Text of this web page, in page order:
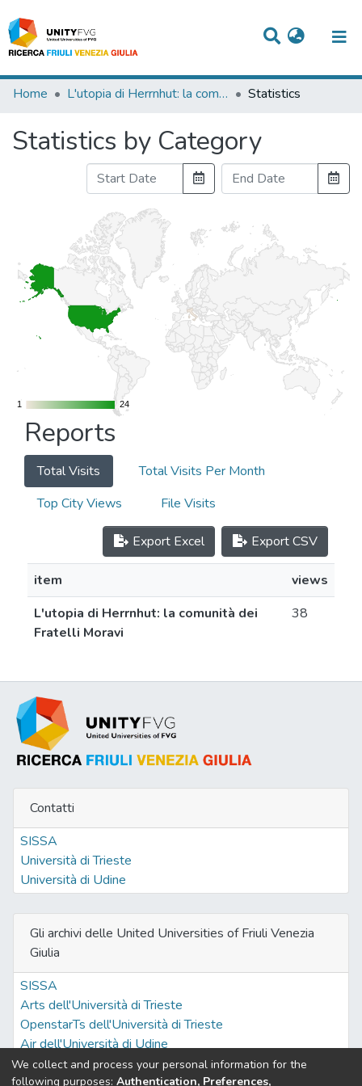
Titles
People
Home L'utopia di Herrnhut: la comunità dei Fratelli Moravi Statistics
Statistics by Category
11 24
24
Reports
Total Visits
Total Visits Per Month
Top City Views
File Visits
Export Excel Export CSV
item
views
L'utopia di Herrnhut: la comunità dei
Fratelli Moravi
38
Contatti
SISSA
Università di Trieste
Università di Udine
Gli archivi delle United Universities of Friuli Venezia
Giulia
SISSA
Arts dell'Università di Trieste
OpenstarTs dell'Università di Trieste
Air dell'Università di Udine
We collect and process your personal information for the
following purposes: Authentication, Preferences,